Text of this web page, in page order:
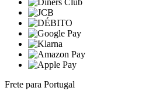
Frete para Portugal